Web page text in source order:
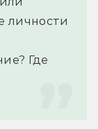
личности
Где